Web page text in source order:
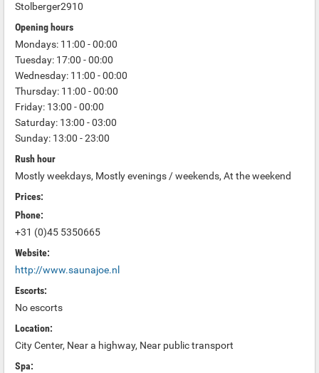
Stolberger2910
Opening hours
Mondays: 11:00 - 00:00
Tuesday: 17:00 - 00:00
Wednesday: 11:00 - 00:00
Thursday: 11:00 - 00:00
Friday: 13:00 - 00:00
Saturday: 13:00 - 03:00
Sunday: 13:00 - 23:00
Rush hour
Mostly weekdays, Mostly evenings / weekends, At the weekend
Prices:
Phone:
+31 (0)45 5350665
Website:
http://www.saunajoe.nl
Escorts:
No escorts
Location:
City Center, Near a highway, Near public transport
Spa: